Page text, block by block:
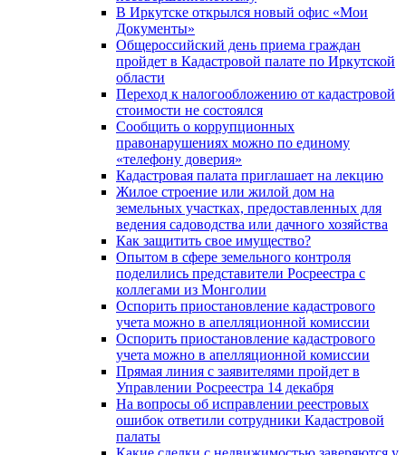
В Иркутске открылся новый офис «Мои
Документы»
Общероссийский день приема граждан
пройдет в Кадастровой палате по Иркутской
области
Переход к налогообложению от кадастровой
стоимости не состоялся
Сообщить о коррупционных
правонарушениях можно по единому
«телефону доверия»
Кадастровая палата приглашает на лекцию
Жилое строение или жилой дом на
земельных участках, предоставленных для
ведения садоводства или дачного хозяйства
Как защитить свое имущество?
Опытом в сфере земельного контроля
поделились представители Росреестра с
коллегами из Монголии
Оспорить приостановление кадастрового
учета можно в апелляционной комиссии
Оспорить приостановление кадастрового
учета можно в апелляционной комиссии
Прямая линия с заявителями пройдет в
Управлении Росреестра 14 декабря
На вопросы об исправлении реестровых
ошибок ответили сотрудники Кадастровой
палаты